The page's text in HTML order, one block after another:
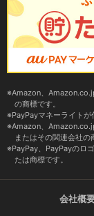
Amazon、
の商標です。
PayPayマネーライトが
Amazon、
またはその関連会社の
PayPay、PayPayのロ
たは商標です。
会社概